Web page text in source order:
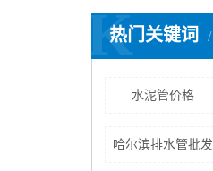
热门关键词
K
水泥管价格
哈尔滨排水管批发